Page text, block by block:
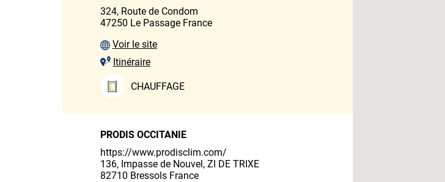
324, Route de Condom
47250 Le Passage France
Voir le site
Itinéraire
CHAUFFAGE
PRODIS OCCITANIE
https://www.prodisclim.com/
136, Impasse de Nouvel, ZI DE TRIXE
82710 Bressols France